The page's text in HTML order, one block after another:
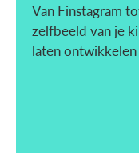
Van Finstagram
zelfbeeld van je
laten